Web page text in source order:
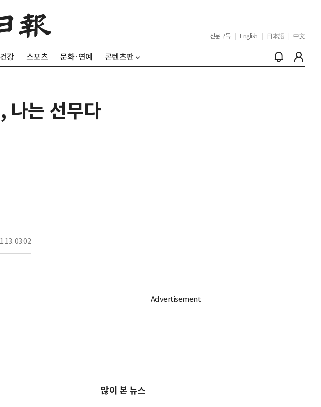
신문구독 English 日本語 中文
건강 스포츠 문화·연예 콘텐츠판
나는 선무다
03:02
많이 본 뉴스